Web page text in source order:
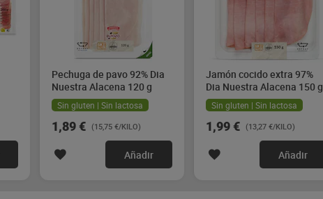
Pechuga de pavo 92% Dia
Nuestra Alacena 120 g
Sin gluten | Sin lactosa
1,89 € (15,75 €/KILO)
Añadir
Jamón cocido extra 97%
Dia Nuestra Alacena 150 g
Sin gluten | Sin lactosa
1,99 € (13,27 €/KILO)
Añadir